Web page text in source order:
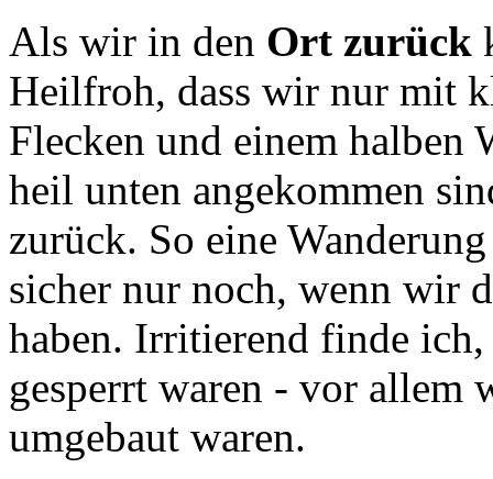
Als wir in den Ort zurück
Heilfroh, dass wir nur mit
Flecken und einem halben
heil unten angekommen
zurück. So eine
sicher nur noch, wenn wir
haben. Irritierend finde
gesperrt waren - vor allem
umgebaut waren.